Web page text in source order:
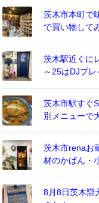
茨木市本町で
で買い物して
茨木駅近くに
～25はDJプレ
茨木市駅すぐ
別メニューで
茨木市renaお
材のかばん・
8月8日茨木辯